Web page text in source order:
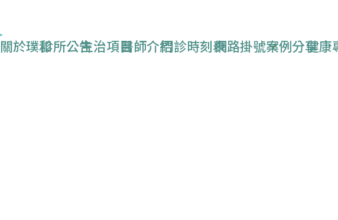
關於璞和診所公告主治項目醫師介紹門診時刻表網路掛號案例分享健康